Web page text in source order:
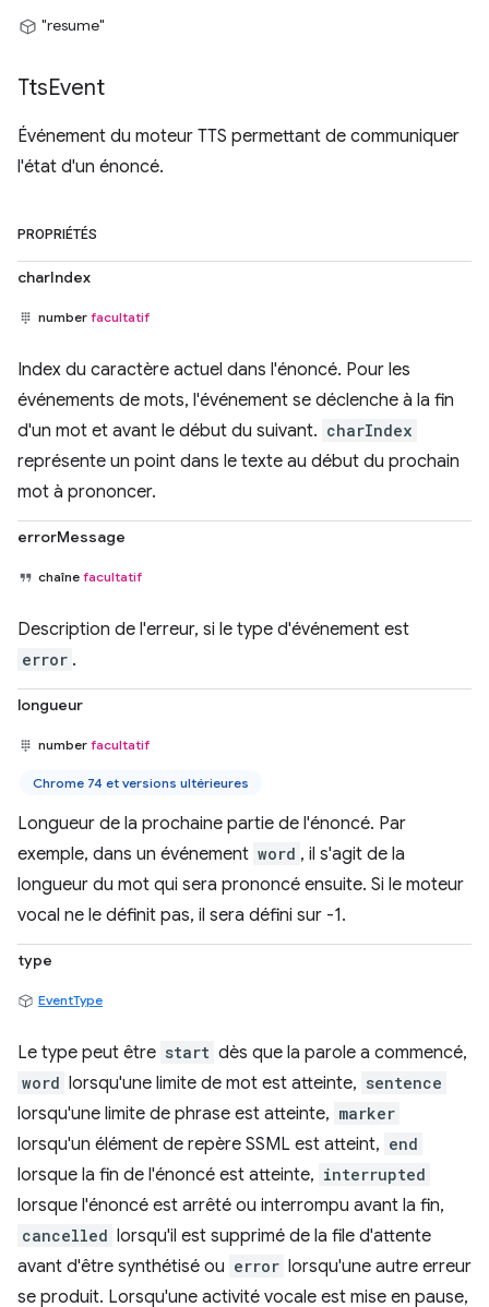
"resume"
TtsEvent
Événement du moteur TTS permettant de communiquer
l'état d'un énoncé.
PROPRIÉTÉS
charIndex
number facultatif
Index du caractère actuel dans l'énoncé. Pour les
événements de mots, l'événement se déclenche à la fin
d'un mot et avant le début du suivant. charIndex
représente un point dans le texte au début du prochain
mot à prononcer.
errorMessage
chaîne facultatif
Description de l'erreur, si le type d'événement est
error .
longueur
number facultatif
Chrome 74 et versions ultérieures
Longueur de la prochaine partie de l'énoncé. Par
exemple, dans un événement word , il s'agit de la
longueur du mot qui sera prononcé ensuite. Si le moteur
vocal ne le définit pas, il sera défini sur -1.
type
EventType
Le type peut être start dès que la parole a commencé,
word lorsqu'une limite de mot est atteinte, sentence
lorsqu'une limite de phrase est atteinte, marker
lorsqu'un élément de repère SSML est atteint, end
lorsque la fin de l'énoncé est atteinte, interrupted
lorsque l'énoncé est arrêté ou interrompu avant la fin,
cancelled lorsqu'il est supprimé de la file d'attente
avant d'être synthétisé ou error lorsqu'une autre erreur
se produit. Lorsqu'une activité vocale est mise en pause,